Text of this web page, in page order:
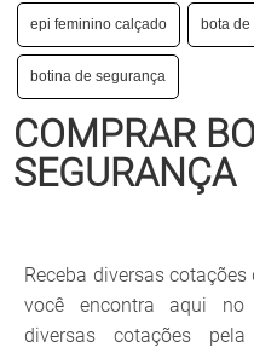
epi feminino calçado bota
botina de segurança
COMPRAR
SEGURANÇA
Receba diversas
você encontra aqui no
diversas cotações